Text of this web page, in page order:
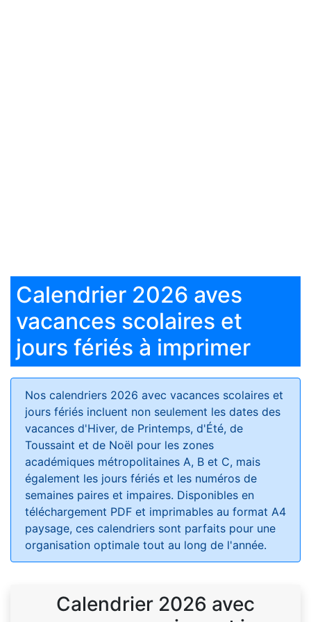
Calendrier 2026 aves
vacances scolaires et
jours fériés à imprimer
Nos calendriers 2026 avec vacances scolaires et
jours fériés incluent non seulement les dates des
vacances d'Hiver, de Printemps, d'Été, de
Toussaint et de Noël pour les zones
académiques métropolitaines A, B et C, mais
également les jours fériés et les numéros de
semaines paires et impaires. Disponibles en
téléchargement PDF et imprimables au format A4
paysage, ces calendriers sont parfaits pour une
organisation optimale tout au long de l'année.
Calendrier 2026 avec